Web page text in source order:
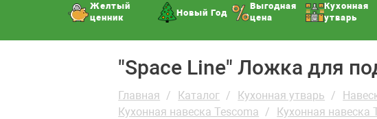
Желтый
ценник
Новый Год
Выгодная
цена
Кухонная
утварь
"Space Line" Ложка для
Главная Каталог Кухонная утварь
Кухонная навеска Tescoma
Кухонная навеска